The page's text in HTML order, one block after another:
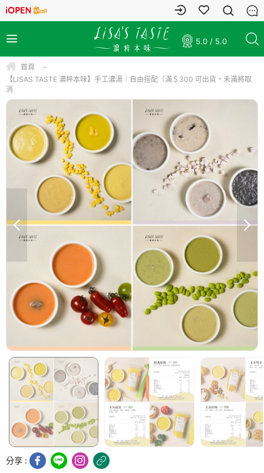
5.0 / 5.0
首頁
-
【LISAS TASTE 濃粹本味】手工濃湯｜自由搭配（滿＄300 可出貨，未滿將取
消
分享 :